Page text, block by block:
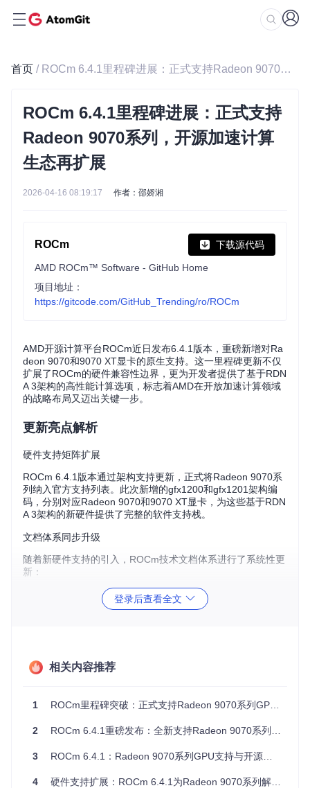
首页 / ROCm 6.4.1里程碑进展：正式支持Radeon 9070系列，开源加速计算生态再扩展
ROCm 6.4.1里程碑进展：正式支持
Radeon 9070系列，开源加速计算
生态再扩展
2026-04-16 08:19:17 作者：邵娇湘
ROCm 下载源代码
AMD ROCm™ Software - GitHub Home
项目地址：
https://gitcode.com/GitHub_Trending/ro/ROCm
AMD开源计算平台ROCm近日发布6.4.1版本，重磅新增对Ra
deon 9070和9070 XT显卡的原生支持。这一里程碑更新不仅
扩展了ROCm的硬件兼容性边界，更为开发者提供了基于RDN
A 3架构的高性能计算选项，标志着AMD在开放加速计算领域
的战略布局又迈出关键一步。
更新亮点解析
硬件支持矩阵扩展
ROCm 6.4.1版本通过架构支持更新，正式将Radeon 9070系
列纳入官方支持列表。此次新增的gfx1200和gfx1201架构编
码，分别对应Radeon 9070和9070 XT显卡，为这些基于RDN
A 3架构的新硬件提供了完整的软件支持栈。
文档体系同步升级
随着新硬件支持的引入，ROCm技术文档体系进行了系统性更
新：
系统需求文档已更新支持GPU列表
兼容性矩阵新增9000系列显卡条目
面实现显著提升。其全新的计算单元设计和优化的内存架构，
能力。
登录后查看全文
相关内容推荐
1 ROCm里程碑突破：正式支持Radeon 9070系列GPU，开源计算平台再扩展
2 ROCm 6.4.1重磅发布：全新支持Radeon 9070系列GPU，开源计算生态再升级
3 ROCm 6.4.1：Radeon 9070系列GPU支持与开源生态扩展
4 硬件支持扩展：ROCm 6.4.1为Radeon 9070系列解锁开源计算能力